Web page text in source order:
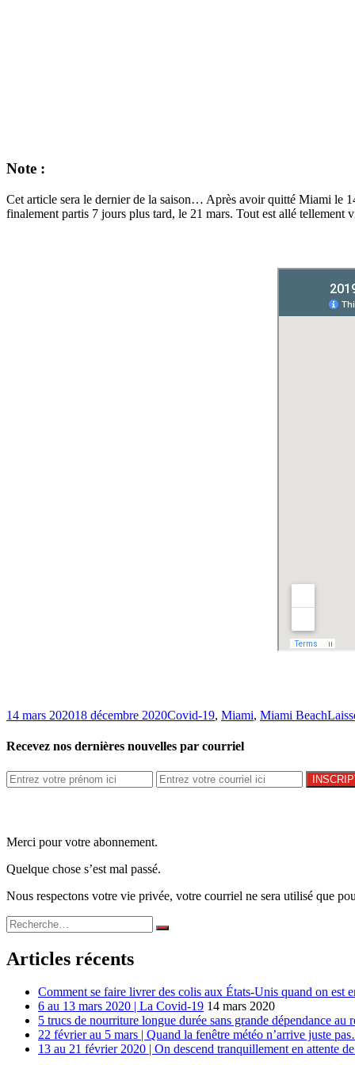
Note :
Cet article sera le dernier de la saison… Après avoir quitté Miami le
finalement partis 7 jours plus tard, le 21 mars. Tout est allé
14 mars 202018 décembre 2020Covid-19, Miami, Miami Beach
Recevez nos dernières nouvelles par courriel
Merci pour votre abonnement.
Quelque chose s’est mal passé.
Nous respectons votre vie privée, votre courriel ne sera utilisé que
Recherche
pour :
Rechercher
Articles récents
Comment se faire livrer des colis aux États-Unis quand on est
6 au 13 mars 2020 | La Covid-19 14 mars 2020
5 trucs de nourriture longue durée sans grande dépendance au
22 février au 5 mars | Quand la fenêtre météo n’arrive juste
13 au 21 février 2020 | On descend tranquillement en attente